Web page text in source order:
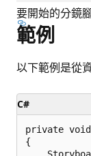
要開始的分鏡
範例
以下範例是從
C#
private void
{